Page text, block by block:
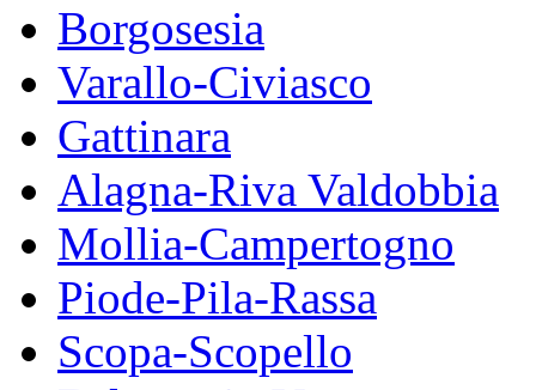
Borgosesia
Varallo-Civiasco
Gattinara
Alagna-Riva Valdobbia
Mollia-Campertogno
Piode-Pila-Rassa
Scopa-Scopello